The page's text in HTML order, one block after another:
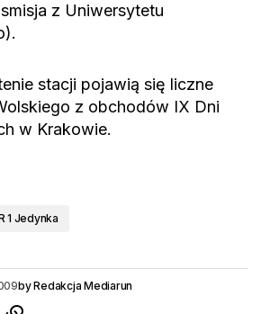
z Uniwersytetu
stacji pojawią się liczne
z obchodów IX Dni
w Krakowie.
1 Jedynka
byRedakcja Mediarun